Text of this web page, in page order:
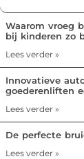
Waarom vroeg
bij kinderen zo
Lees verder »
Innovatieve
goederenliften
Lees verder »
De perfecte
Lees verder »